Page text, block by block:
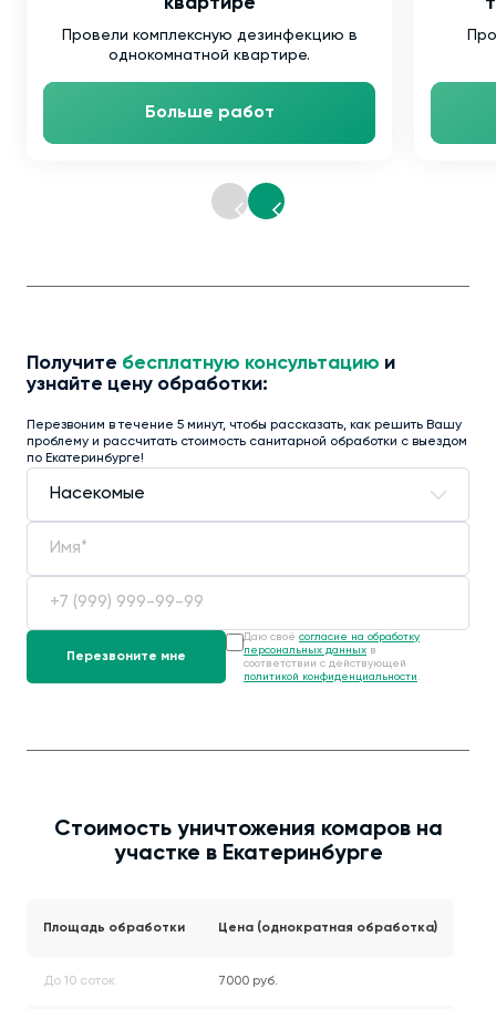
Провели комплексную дезинфекцию в
однокомнатной квартире.
Больше работ
Получите бесплатную консультацию и
узнайте цену обработки:
Перезвоним в течение 5 минут, чтобы рассказать, как решить Вашу
проблему и рассчитать стоимость санитарной обработки с выездом
по Екатеринбурге!
Даю своё согласие на обработку
персональных данных в
соответствии с действующей
политикой конфиденциальности .
Стоимость уничтожения комаров на
участке в Екатеринбурге
Площадь обработки Цена (однократная обработка)
До 10 соток 7000 руб.